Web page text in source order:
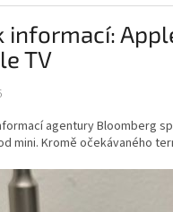
informací:
TV
agentury Bloomberg
mini. Kromě očekávaného